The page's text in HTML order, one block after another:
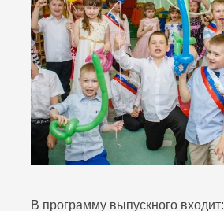
В программу выпускного входит: